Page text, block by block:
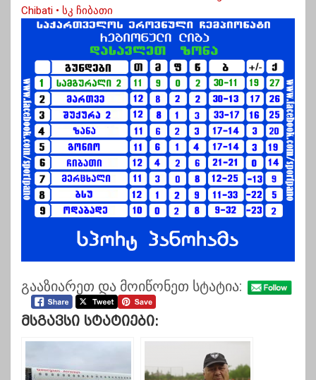
Chibati • სკ ჩიბათი
გააზიარეთ და მოიწონეთ სტატია:
Მსგავსი Სტატიები: